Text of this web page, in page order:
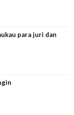
para juri dan